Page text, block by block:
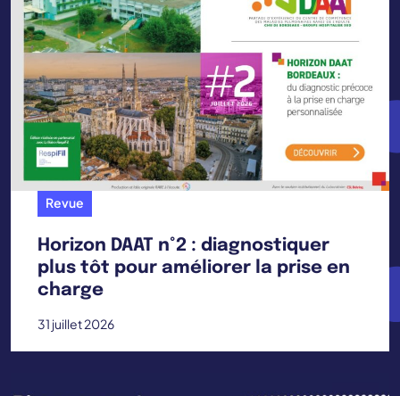
Revue
Horizon DAAT n°2 : diagnostiquer
plus tôt pour améliorer la prise en
charge
31 juillet 2026